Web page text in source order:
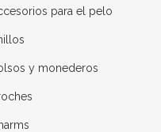
para el pelo
y monederos